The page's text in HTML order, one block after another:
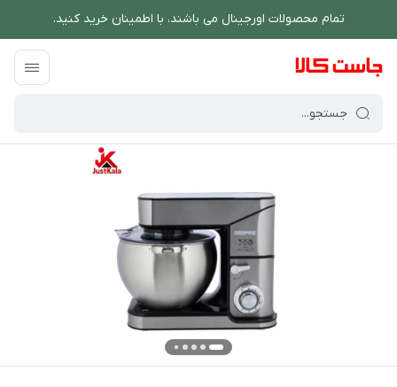
تمام محصولات اورجینال می باشند، با اطمینان خرید کنید.
فروشگاه اینترنتی جاست کالا